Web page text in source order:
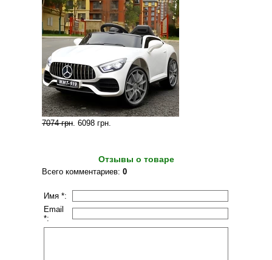
7074 грн. 6098 грн.
Отзывы о товаре
Всего комментариев: 0
Имя *:
Email
*: